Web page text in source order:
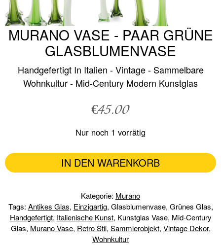
MURANO VASE - PAAR GRÜNE
GLASBLUMENVASE
Handgefertigt In Italien - Vintage - Sammelbare
Wohnkultur - Mid-Century Modern Kunstglas
€45.00
Nur noch 1 vorrätig
IN DEN WARENKORB
Kategorie: Murano
Tags: Antikes Glas, Einzigartig, Glasblumenvase, Grünes Glas,
Handgefertigt, Italienische Kunst, Kunstglas Vase, Mid-Century
Glas, Murano Vase, Retro Stil, Sammlerobjekt, Vintage Dekor,
Wohnkultur